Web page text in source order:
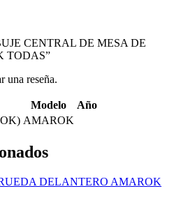
CENTRAL DE MESA DE
TODAS”
una reseña.
Modelo
Año
AMAROK